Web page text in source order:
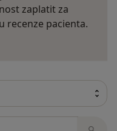
zaplatit za
recenze pacienta.